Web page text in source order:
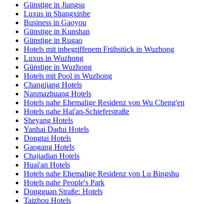
Günstige in Jiangsu
Luxus in Shangxinhe
Business in Gaoyou
Günstige in Kunshan
Günstige in Rugao
Hotels mit inbegriffenem Frühstück in Wuzhong
Luxus in Wuzhong
Günstige in Wuzhong
Hotels mit Pool in Wuzhong
Changjiang Hotels
Nanmazhuang Hotels
Hotels nahe Ehemalige Residenz von Wu Cheng'en
Hotels nahe Hai'an-Schieferstraße
Sheyang Hotels
Yanhai Dadui Hotels
Dongtai Hotels
Gaogang Hotels
Chajiadian Hotels
Huai'an Hotels
Hotels nahe Ehemalige Residenz von Lu Bingshu
Hotels nahe People's Park
Dongguan Straße: Hotels
Taizhou Hotels